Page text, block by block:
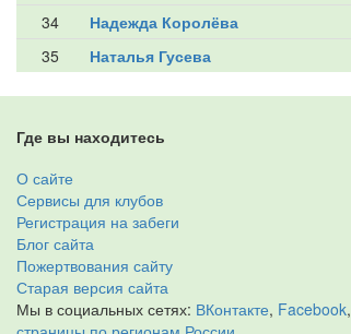
34
Надежда Королёва
35
Наталья Гусева
Где вы находитесь
О сайте
Сервисы для клубов
Регистрация на забеги
Блог сайта
Пожертвования сайту
Старая версия сайта
Мы в социальных сетях: ВКонтакте, Facebook,